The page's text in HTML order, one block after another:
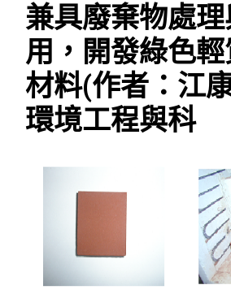
兼具廢棄物處理
用，開發綠色
材料(作者：江
環境工程與科